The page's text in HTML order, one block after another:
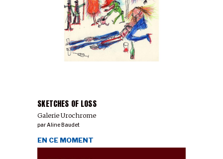
SKETCHES OF LOSS
Galerie Urochrome
parAline Baudet
EN CE MOMENT